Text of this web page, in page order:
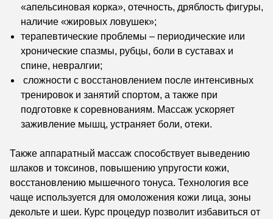
«апельсиновая корка», отечность, дряблость фигуры,
наличие «жировых ловушек»;
терапевтические проблемы – периодические или
хронические спазмы, рубцы, боли в суставах и
спине, невралгии;
сложности с восстановлением после интенсивных
тренировок и занятий спортом, а также при
подготовке к соревнованиям. Массаж ускоряет
заживление мышц, устраняет боли, отеки.
Также аппаратный массаж способствует выведению
шлаков и токсинов, повышению упругости кожи,
восстановлению мышечного тонуса. Технология все
чаще используется для омоложения кожи лица, зоны
декольте и шеи. Курс процедур позволит избавиться от